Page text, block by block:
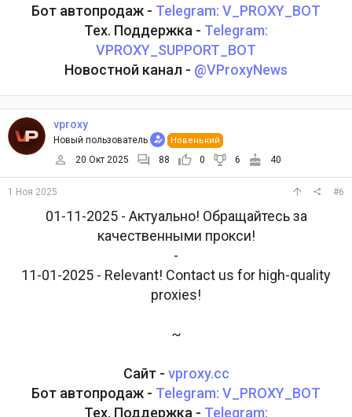
Бот автопродаж - Telegram: V_PROXY_BOT
Тех. Поддержка - Telegram:
VPROXY_SUPPORT_BOT
Новостной канал - @VProxyNews
vproxy
Новый пользователь Новенький
20 Окт 2025 88 0 6 40
1 Ноя 2025 #6
01-11-2025 - Актуально! Обращайтесь за
качественными прокси!
-
11-01-2025 - Relevant! Contact us for high-quality
proxies!
~
Сайт - vproxy.cc
Бот автопродаж - Telegram: V_PROXY_BOT
Тех. Поддержка - Telegram: